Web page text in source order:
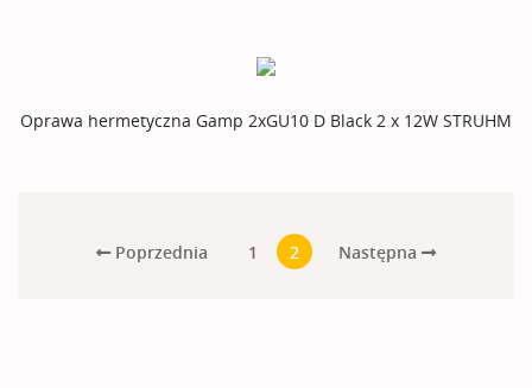
Oprawa hermetyczna Gamp 2xGU10 D Black 2 x 12W STRUHM
Poprzednia 1 2 Następna